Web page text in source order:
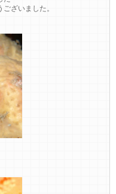
ざいました。